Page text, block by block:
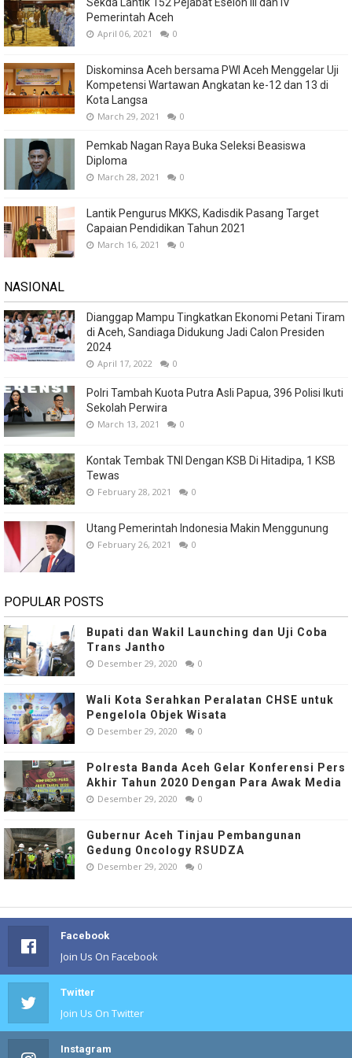
Pemerintah Aceh
April 06, 2021 0
Diskominsa Aceh bersama PWI Aceh Menggelar Uji
Kompetensi Wartawan Angkatan ke-12 dan 13 di
Kota Langsa
March 29, 2021 0
Pemkab Nagan Raya Buka Seleksi Beasiswa
Diploma
March 28, 2021 0
Lantik Pengurus MKKS, Kadisdik Pasang Target
Capaian Pendidikan Tahun 2021
March 16, 2021 0
NASIONAL
Dianggap Mampu Tingkatkan Ekonomi Petani Tiram
di Aceh, Sandiaga Didukung Jadi Calon Presiden
2024
April 17, 2022 0
Polri Tambah Kuota Putra Asli Papua, 396 Polisi Ikuti
Sekolah Perwira
March 13, 2021 0
Kontak Tembak TNI Dengan KSB Di Hitadipa, 1 KSB
Tewas
February 28, 2021 0
Utang Pemerintah Indonesia Makin Menggunung
February 26, 2021 0
POPULAR POSTS
Bupati dan Wakil Launching dan Uji Coba
Trans Jantho
Desember 29, 2020 0
Wali Kota Serahkan Peralatan CHSE untuk
Pengelola Objek Wisata
Desember 29, 2020 0
Polresta Banda Aceh Gelar Konferensi Pers
Akhir Tahun 2020 Dengan Para Awak Media
Desember 29, 2020 0
Gubernur Aceh Tinjau Pembangunan
Gedung Oncology RSUDZA
Desember 29, 2020 0
Facebook
Join Us On Facebook
Twitter
Join Us On Twitter
Instagram